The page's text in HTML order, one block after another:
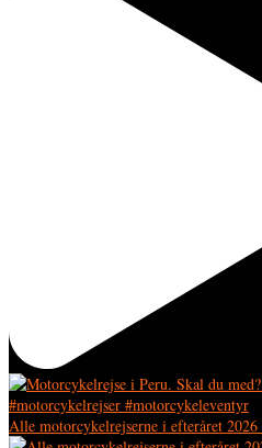
Alle motorcykelrejserne i efteråret 2026